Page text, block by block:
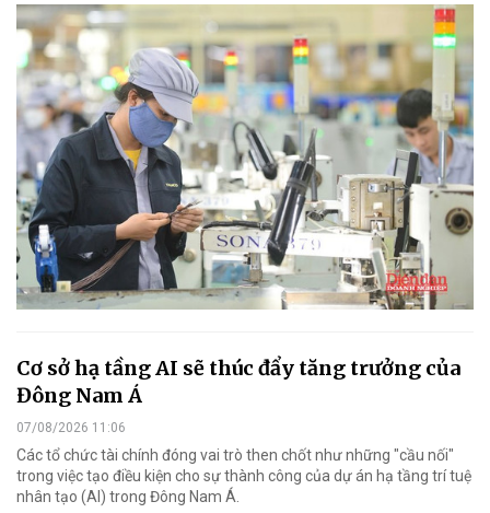
Cơ sở hạ tầng AI sẽ thúc đẩy tăng trưởng của
Đông Nam Á
07/08/2026 11:06
Các tổ chức tài chính đóng vai trò then chốt như những "cầu nối"
trong việc tạo điều kiện cho sự thành công của dự án hạ tầng trí tuệ
nhân tạo (AI) trong Đông Nam Á.